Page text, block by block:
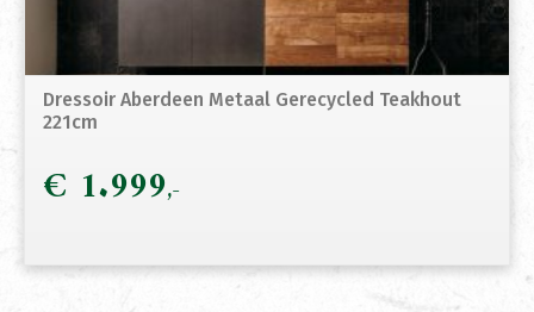
Dressoir Aberdeen Metaal Gerecycled Teakhout
221cm
€ 1.999